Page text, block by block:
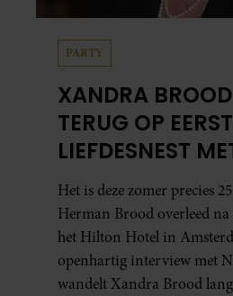
PARTY
XANDRA
TERUG OP
LIEFDESNEST
BROOD: “HIER IS
GEBOREN”
Het is deze zomer precies
Herman Brood overleed
het Hilton Hotel in
openhartig interview met
wandelt Xandra Brood